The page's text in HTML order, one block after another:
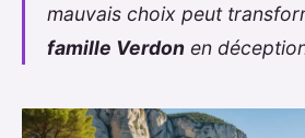
mauvais choix peut
famille Verdon en